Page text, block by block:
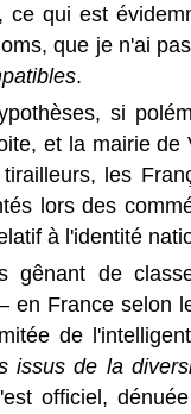
ce qui est
que je n'ai
.
si
et la mairie de
les
lors des
à l'identité
gênant de
France selon
de
issus de la
officiel,